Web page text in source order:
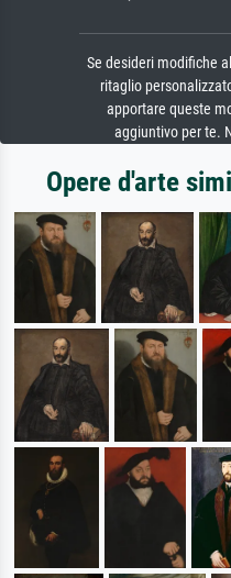
Se desideri modifiche
ritaglio
apportare queste
aggiuntivo per te.
Opere d'arte